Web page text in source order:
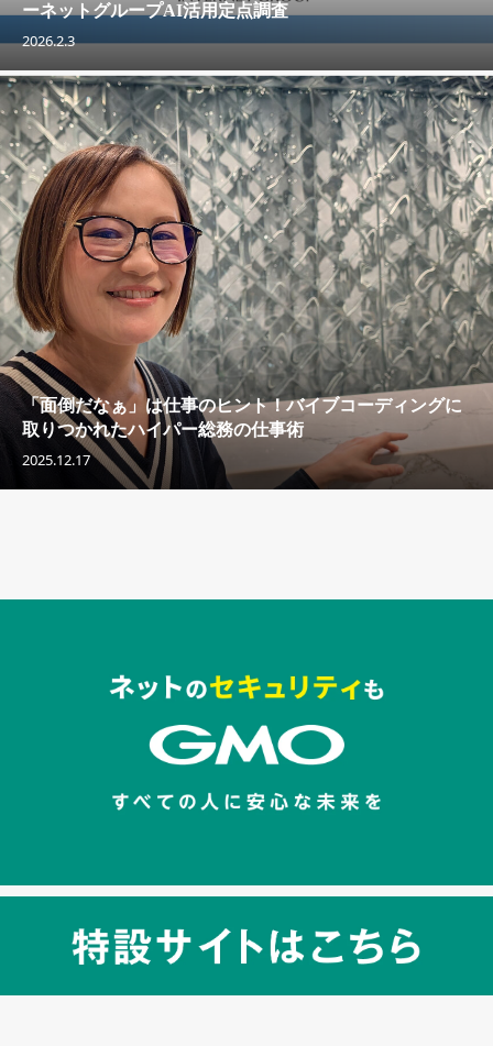
ーネットグループAI活用定点調査
2026.2.3
「面倒だなぁ」は仕事のヒント！バイブコーディングに
取りつかれたハイパー総務の仕事術
2025.12.17
セキュリティキャンペーンでのバナー